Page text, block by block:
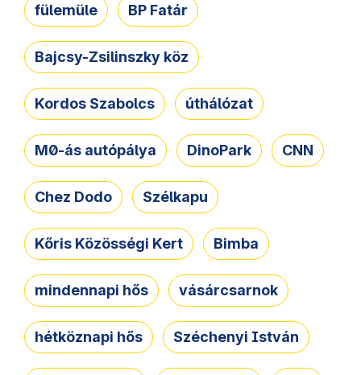
fülemüle BP Fatár
Bajcsy-Zsilinszky köz
Kordos Szabolcs úthálózat
M0-ás autópálya DinoPark CNN
Chez Dodo Szélkapu
Kőris Közösségi Kert Bimba
mindennapi hős vásárcsarnok
hétköznapi hős Széchenyi István